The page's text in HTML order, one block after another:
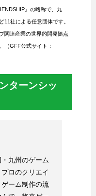
』の略称で、九
11社による任意団体です。
関連産業の世界的開発拠点
（GFF公式サイト：
ターンシッ
九州のゲーム
ロのクリエイ
ーム制作の流